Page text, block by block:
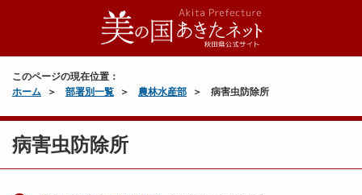
このページの現在位置：
ホーム
部署別一覧 農林水産部 病害虫防除所
病害虫防除所